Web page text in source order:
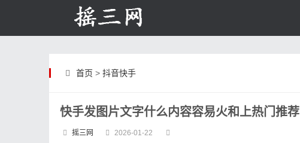
首页 > 抖音快手
快手发图片文字什么内容容易火和上热门推荐
摇三网 2026-01-22